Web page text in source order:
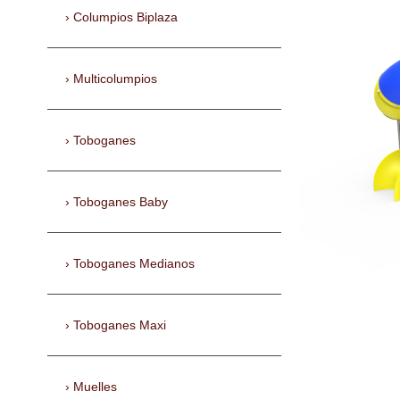
Columpios Biplaza
Multicolumpios
Toboganes
Toboganes Baby
Toboganes Medianos
Toboganes Maxi
Muelles